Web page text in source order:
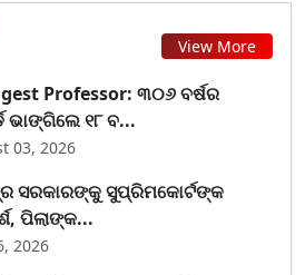
View More
Professor: ୩୦୬ ବର୍ଷର
ଭାଙ୍ଗିଲେ ୧୮ ବ...
03, 2026
ସରକାରଙ୍କୁ ସୁପ୍ରିମକୋର୍ଟଙ୍କ
ପିଲାଙ୍କ...
2026